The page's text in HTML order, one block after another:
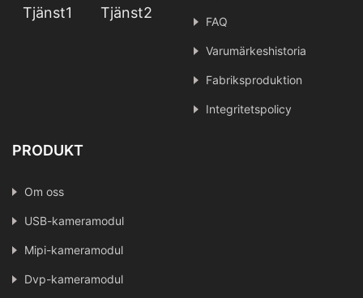
Tjänst1 Tjänst2 FAQ
Varumärkeshistoria
Fabriksproduktion
Integritetspolicy
PRODUKT
Om oss
USB-kameramodul
Mipi-kameramodul
Dvp-kameramodul